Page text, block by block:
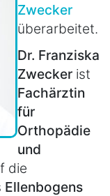
Zwecker
überarbeitet.
Dr. Franziska
Zwecker ist
Fachärztin
für
Orthopädie
und
die
Ellenbogens